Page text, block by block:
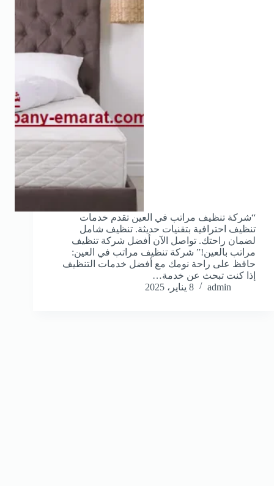
“شركة تنظيف مراتب في العين تقدم خدمات
تنظيف احترافية بتقنيات حديثة. تنظيف شامل
لضمان راحتك. تواصل الآن أفضل شركة تنظيف
مراتب بالعين!” شركة تنظيف مراتب في العين:
حافظ على راحة نومك مع أفضل خدمات التنظيف
إذا كنت تبحث عن خدمة…
admin
8 يناير، 2025